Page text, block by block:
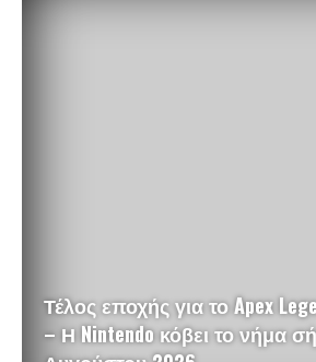
Τέλος εποχής για το Apex
– Η Nintendo κόβει το νήμα